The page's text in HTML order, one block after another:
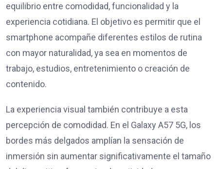
equilibrio entre comodidad, funcionalidad y la
experiencia cotidiana. El objetivo es permitir que el
smartphone acompañe diferentes estilos de rutina
con mayor naturalidad, ya sea en momentos de
trabajo, estudios, entretenimiento o creación de
contenido.
La experiencia visual también contribuye a esta
percepción de comodidad. En el Galaxy A57 5G, los
bordes más delgados amplían la sensación de
inmersión sin aumentar significativamente el tamaño